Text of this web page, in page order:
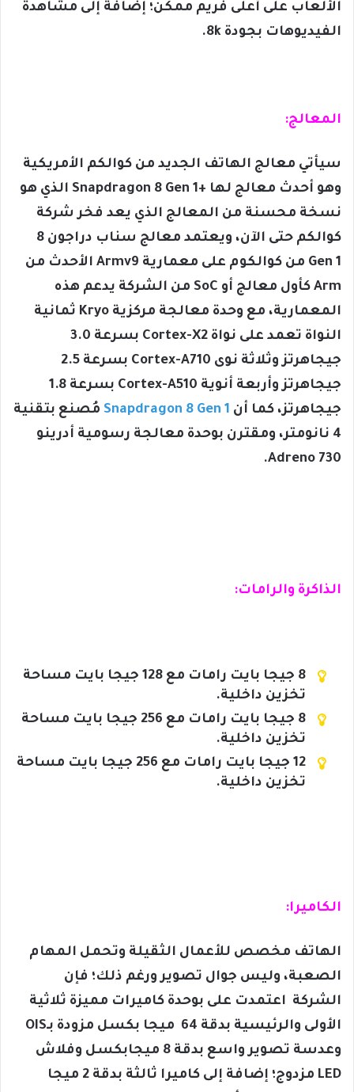
الألعاب على أعلى فريم ممكن؛ إضافة إلى مشاهدة
الفيديوهات بجودة 8k.
المعالج:
سيأتي معالج الهاتف الجديد من كوالكم الأمريكية
وهو أحدث معالج لها +Snapdragon 8 Gen 1 الذي هو
نسخة محسنة من المعالج الذي يعد فخر شركة
كوالكم حتى الآن، ويعتمد معالج سناب دراجون 8
Gen 1 من كوالكوم على معمارية Armv9 الأحدث من
Arm كأول معالج أو SoC من الشركة يدعم هذه
المعمارية، مع وحدة معالجة مركزية Kryo ثمانية
النواة تعمد على نواة Cortex-X2 بسرعة 3.0
جيجاهرتز وثلاثة نوى Cortex-A710 بسرعة 2.5
جيجاهرتز وأربعة أنوية Cortex-A510 بسرعة 1.8
جيجاهرتز، كما أن Snapdragon 8 Gen 1 مُصنع بتقنية
4 نانومتر، ومقترن بوحدة معالجة رسومية أدرينو
Adreno 730.
الذاكرة والرامات:
8 جيجا بايت رامات مع 128 جيجا بايت مساحة
تخزين داخلية.
8 جيجا بايت رامات مع 256 جيجا بايت مساحة
تخزين داخلية.
12 جيجا بايت رامات مع 256 جيجا بايت مساحة
تخزين داخلية.
الكاميرا:
الهاتف مخصص للأعمال الثقيلة وتحمل المهام
الصعبة، وليس جوال تصوير ورغم ذلك؛ فإن
الشركة اعتمدت على بوحدة كاميرات مميزة ثلاثية
الأولى والرئيسية بدقة 64 ميجا بكسل مزودة بـOIS
وعدسة تصوير واسع بدقة 8 ميجابكسل وفلاش
LED مزدوج؛ إضافة إلى كاميرا ثالثة بدقة 2 ميجا